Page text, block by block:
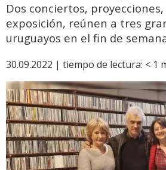
Dos conciertos,
exposición, reúnen a tres
uruguayos en el fin de
30.09.2022 | tiempo de lectura: < 1